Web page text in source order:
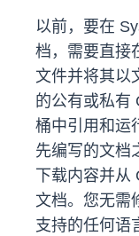
以前，要在
档，需要直接
文件并将其以
的公有或私有
桶中引用和运
先编写的文档
下载内容并
文档。您无需
支持的任何语